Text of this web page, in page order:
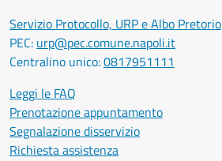
Servizio Protocollo, URP e Albo Pretorio
PEC: urp@pec.comune.napoli.it
Centralino unico:0817951111
Leggi le FAQ
Prenotazione appuntamento
Segnalazione disservizio
Richiesta assistenza